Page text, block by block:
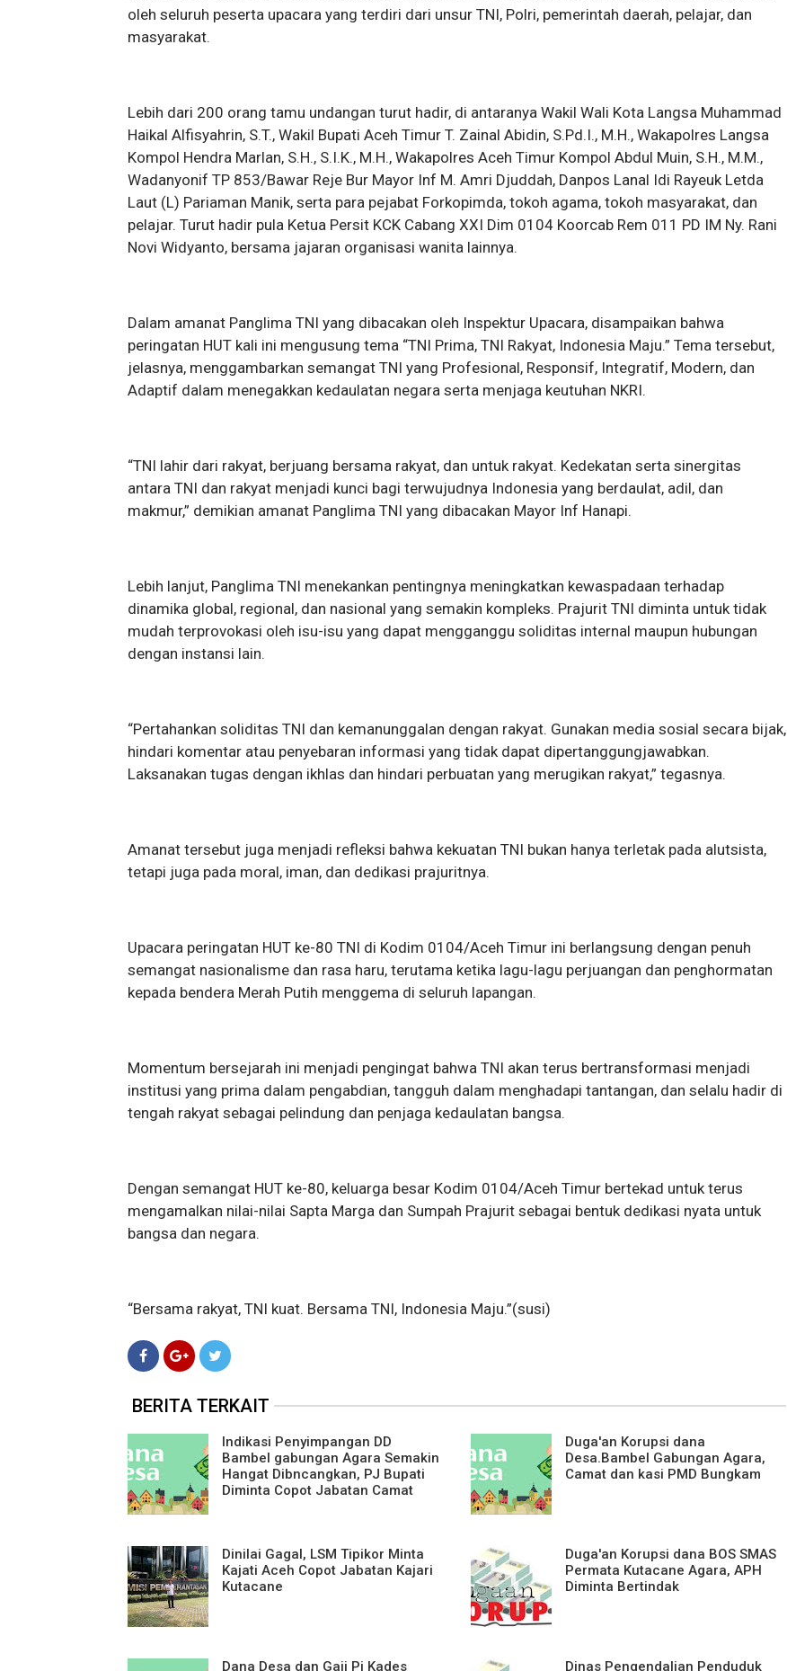
oleh seluruh peserta upacara yang terdiri dari unsur TNI, Polri, pemerintah daerah, pelajar, dan
masyarakat.
Lebih dari 200 orang tamu undangan turut hadir, di antaranya Wakil Wali Kota Langsa Muhammad
Haikal Alfisyahrin, S.T., Wakil Bupati Aceh Timur T. Zainal Abidin, S.Pd.I., M.H., Wakapolres Langsa
Kompol Hendra Marlan, S.H., S.I.K., M.H., Wakapolres Aceh Timur Kompol Abdul Muin, S.H., M.M.,
Wadanyonif TP 853/Bawar Reje Bur Mayor Inf M. Amri Djuddah, Danpos Lanal Idi Rayeuk Letda
Laut (L) Pariaman Manik, serta para pejabat Forkopimda, tokoh agama, tokoh masyarakat, dan
pelajar. Turut hadir pula Ketua Persit KCK Cabang XXI Dim 0104 Koorcab Rem 011 PD IM Ny. Rani
Novi Widyanto, bersama jajaran organisasi wanita lainnya.
Dalam amanat Panglima TNI yang dibacakan oleh Inspektur Upacara, disampaikan bahwa
peringatan HUT kali ini mengusung tema “TNI Prima, TNI Rakyat, Indonesia Maju.” Tema tersebut,
jelasnya, menggambarkan semangat TNI yang Profesional, Responsif, Integratif, Modern, dan
Adaptif dalam menegakkan kedaulatan negara serta menjaga keutuhan NKRI.
“TNI lahir dari rakyat, berjuang bersama rakyat, dan untuk rakyat. Kedekatan serta sinergitas
antara TNI dan rakyat menjadi kunci bagi terwujudnya Indonesia yang berdaulat, adil, dan
makmur,” demikian amanat Panglima TNI yang dibacakan Mayor Inf Hanapi.
Lebih lanjut, Panglima TNI menekankan pentingnya meningkatkan kewaspadaan terhadap
dinamika global, regional, dan nasional yang semakin kompleks. Prajurit TNI diminta untuk tidak
mudah terprovokasi oleh isu-isu yang dapat mengganggu soliditas internal maupun hubungan
dengan instansi lain.
“Pertahankan soliditas TNI dan kemanunggalan dengan rakyat. Gunakan media sosial secara bijak,
hindari komentar atau penyebaran informasi yang tidak dapat dipertanggungjawabkan.
Laksanakan tugas dengan ikhlas dan hindari perbuatan yang merugikan rakyat,” tegasnya.
Amanat tersebut juga menjadi refleksi bahwa kekuatan TNI bukan hanya terletak pada alutsista,
tetapi juga pada moral, iman, dan dedikasi prajuritnya.
Upacara peringatan HUT ke-80 TNI di Kodim 0104/Aceh Timur ini berlangsung dengan penuh
semangat nasionalisme dan rasa haru, terutama ketika lagu-lagu perjuangan dan penghormatan
kepada bendera Merah Putih menggema di seluruh lapangan.
Momentum bersejarah ini menjadi pengingat bahwa TNI akan terus bertransformasi menjadi
institusi yang prima dalam pengabdian, tangguh dalam menghadapi tantangan, dan selalu hadir di
tengah rakyat sebagai pelindung dan penjaga kedaulatan bangsa.
Dengan semangat HUT ke-80, keluarga besar Kodim 0104/Aceh Timur bertekad untuk terus
mengamalkan nilai-nilai Sapta Marga dan Sumpah Prajurit sebagai bentuk dedikasi nyata untuk
bangsa dan negara.
“Bersama rakyat, TNI kuat. Bersama TNI, Indonesia Maju.”(susi)
BERITA TERKAIT
Indikasi Penyimpangan DD
Bambel gabungan Agara Semakin
Hangat Dibncangkan, PJ Bupati
Diminta Copot Jabatan Camat
Duga'an Korupsi dana
Desa.Bambel Gabungan Agara,
Camat dan kasi PMD Bungkam
Dinilai Gagal, LSM Tipikor Minta
Kajati Aceh Copot Jabatan Kajari
Kutacane
Duga'an Korupsi dana BOS SMAS
Permata Kutacane Agara, APH
Diminta Bertindak
Dana Desa dan Gaji Pj Kades Dinas Pengendalian Penduduk